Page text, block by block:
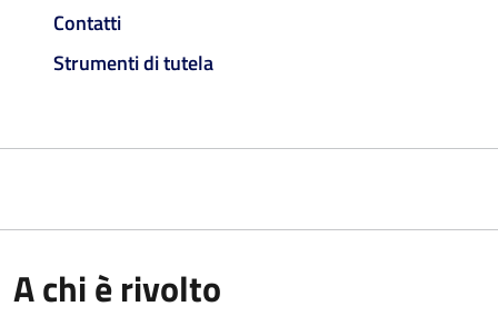
Contatti
Strumenti di tutela
A chi è rivolto